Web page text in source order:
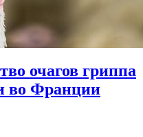
очагов гриппа
во Франции